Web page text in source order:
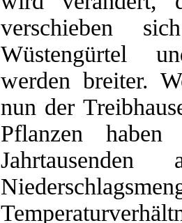
verschieben
Wüstengürtel
werden breiter.
nun der
Pflanzen